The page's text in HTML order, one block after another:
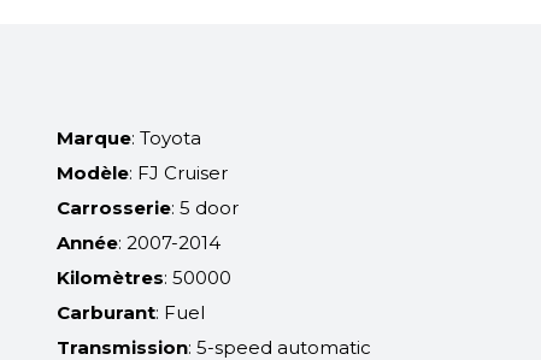
Marque: Toyota
Modèle: FJ Cruiser
Carrosserie: 5 door
Année: 2007-2014
Kilomètres: 50000
Carburant: Fuel
Transmission: 5-speed automatic